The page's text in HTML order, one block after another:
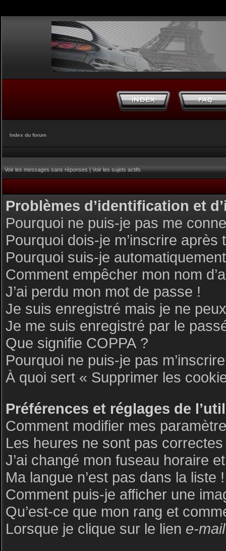
Index du forum
Voir les messages sans réponses|Voir les sujets actifs
Problèmes d’identification et
Pourquoi ne puis-je pas me
Pourquoi dois-je m’inscrire après
Pourquoi suis-je
Comment empêcher mon nom
J’ai perdu mon mot de passe !
Je suis enregistré mais je ne
Je me suis enregistré par le
Que signifie COPPA ?
Pourquoi ne puis-je pas
À quoi sert « Supprimer les
Préférences et réglages de
Comment modifier mes
Les heures ne sont pas correctes
J’ai changé mon fuseau horaire
Ma langue n’est pas dans la liste !
Comment puis-je afficher une
Qu’est-ce que mon rang et
Lorsque je clique sur le lien e-mail